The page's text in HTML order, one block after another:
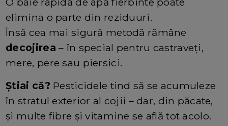
elimina o parte din reziduuri.
Însă cea mai sigură metodă rămâne
decojirea – în special pentru castraveți,
mere, pere sau piersici.
Știai că? Pesticidele tind să se acumuleze
în stratul exterior al cojii – dar, din păcate,
și multe fibre și vitamine se află tot acolo.